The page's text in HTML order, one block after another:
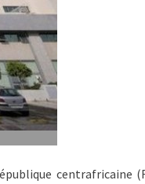
centrafricaine